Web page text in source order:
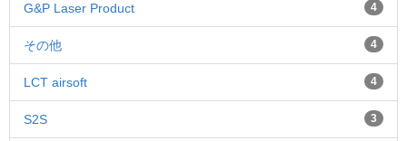
G&P Laser Product 4
その他 4
LCT airsoft 4
S2S 3